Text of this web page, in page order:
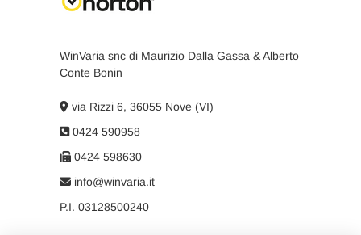
WinVaria snc di Maurizio Dalla Gassa & Alberto
Conte Bonin
via Rizzi 6, 36055 Nove (VI)
0424 590958
0424 598630
info@winvaria.it
P.I. 03128500240